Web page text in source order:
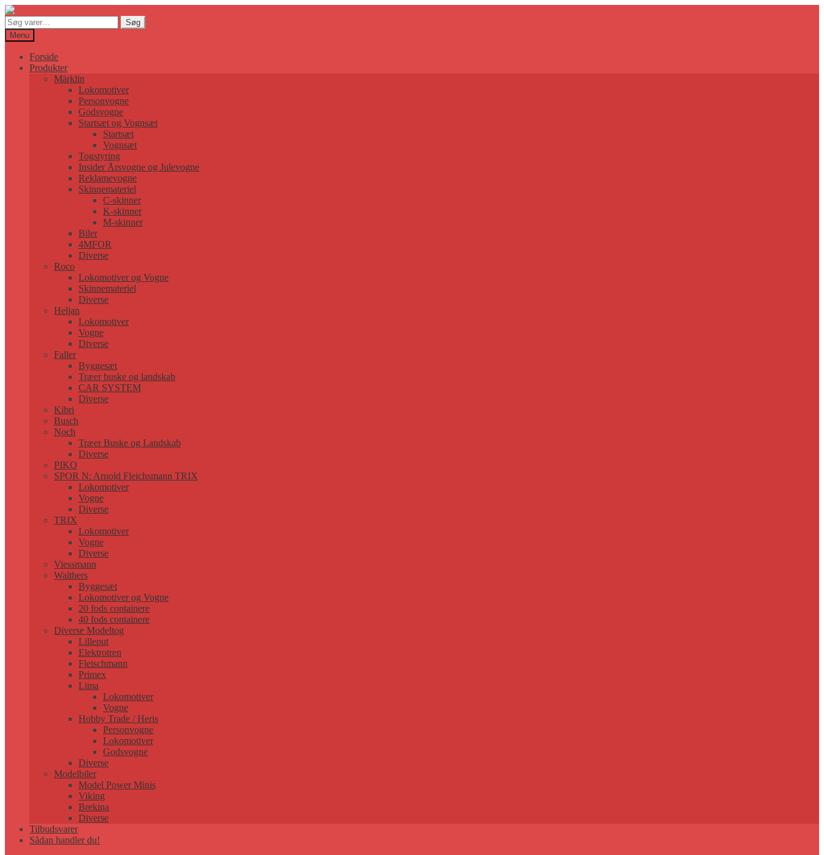
Søg
efter:
Søg
Menu
Forside
Produkter
Märklin
Lokomotiver
Personvogne
Godsvogne
Startsæt og Vognsæt
Startsæt
Vognsæt
Togstyring
Insider Årsvogne og Julevogne
Reklamevogne
Skinnemateriel
C-skinner
K-skinner
M-skinner
Biler
4MFOR
Diverse
Roco
Lokomotiver og Vogne
Skinnemateriel
Diverse
Heljan
Lokomotiver
Vogne
Diverse
Faller
Byggesæt
Træer buske og landskab
CAR SYSTEM
Diverse
Kibri
Busch
Noch
Træer Buske og Landskab
Diverse
PIKO
SPOR N: Arnold Fleichsmann TRIX
Lokomotiver
Vogne
Diverse
TRIX
Lokomotiver
Vogne
Diverse
Viessmann
Walthers
Byggesæt
Lokomotiver og Vogne
20 fods containere
40 fods containere
Diverse Modeltog
Lilleput
Elektrotren
Fleischmann
Primex
Lima
Lokomotiver
Vogne
Hobby Trade / Heris
Personvogne
Lokomotiver
Godsvogne
Diverse
Modelbiler
Model Power Minis
Viking
Brekina
Diverse
Tilbudsvarer
Sådan handler du!